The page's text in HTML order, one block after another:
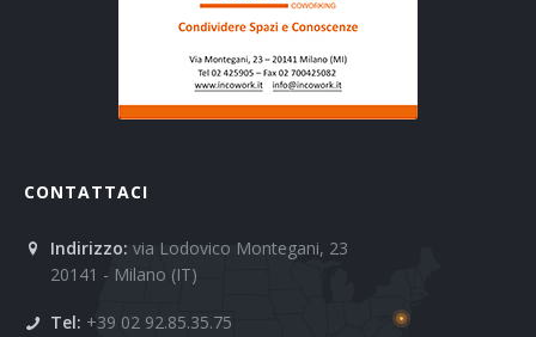
CONTATTACI
Indirizzo: via Lodovico Montegani, 23
20141 - Milano (IT)
Tel: +39 02 92.85.35.75